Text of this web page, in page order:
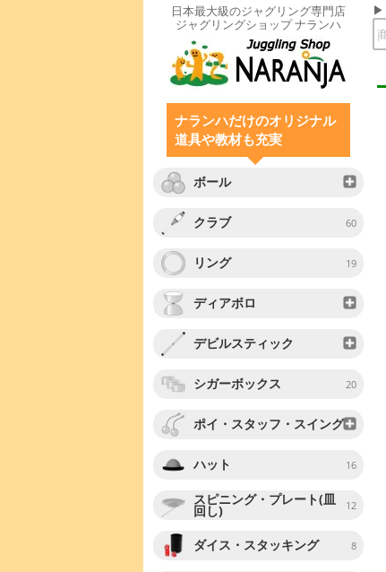
日本最大級のジャグリング専門店
ジャグリングショップ ナランハ
ナランハだけのオリジナル
道具や教材も充実
ボール
クラブ 60
リング 19
ディアボロ
デビルスティック
シガーボックス 20
ポイ・スタッフ・スイング
ハット 16
スピニング・プレート(皿
回し) 12
ダイス・スタッキング 8